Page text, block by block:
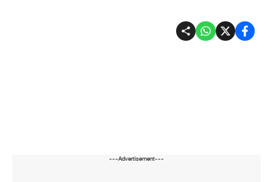
---Advertisement---